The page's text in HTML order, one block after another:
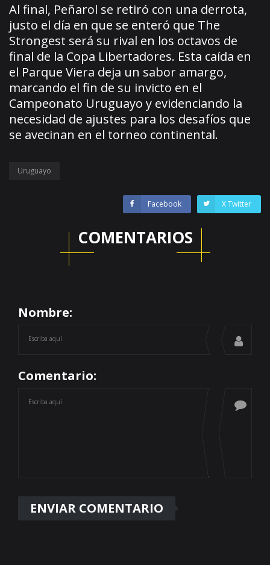
Al final, Peñarol se retiró con una derrota,
justo el día en que se enteró que The
Strongest será su rival en los octavos de
final de la Copa Libertadores. Esta caída en
el Parque Viera deja un sabor amargo,
marcando el fin de su invicto en el
Campeonato Uruguayo y evidenciando la
necesidad de ajustes para los desafíos que
se avecinan en el torneo continental.
Uruguayo
Facebook X Twitter
COMENTARIOS
Nombre:
Comentario: